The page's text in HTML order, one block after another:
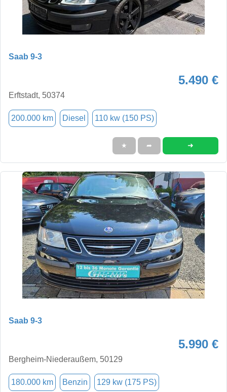
Saab 9-3
5.490 €
Erftstadt, 50374
200.000 km Diesel 110 kw (150 PS)
★ ➦ ➜
Saab 9-3
5.990 €
Bergheim-Niederaußem, 50129
180.000 km Benzin 129 kw (175 PS)